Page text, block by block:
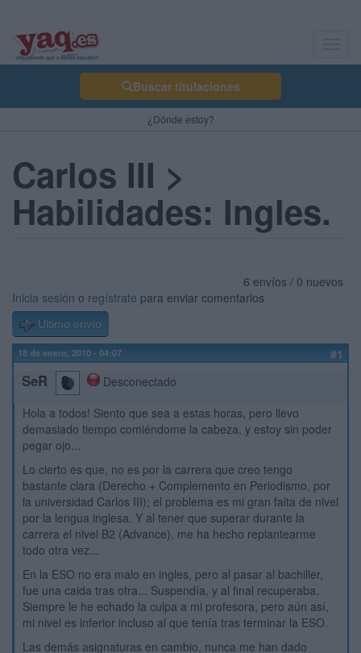
Buscar titulaciones
¿Dónde estoy?
Carlos III >
Habilidades: Ingles.
6 envíos / 0 nuevos
Inicia sesión o regístrate para enviar comentarios
Último envío
18 de enero, 2010 - 04:07 #1
SeR
Desconectado
Hola a todos! Siento que sea a estas horas, pero llevo
demasiado tiempo comiéndome la cabeza, y estoy sin poder
pegar ojo...
Lo cierto es que, no es por la carrera que creo tengo
bastante clara (Derecho + Complemento en Periodismo, por
la universidad Carlos III); el problema es mi gran falta de nivel
por la lengua inglesa. Y al tener que superar durante la
carrera el nivel B2 (Advance), me ha hecho replantearme
todo otra vez...
En la ESO no era malo en ingles, pero al pasar al bachiller,
fue una caida tras otra... Suspendía, y al final recuperaba.
Siempre le he echado la culpa a mi profesora, pero aún así,
mi nivel es inferior incluso al que tenía tras terminar la ESO.
Las demás asignaturas en cambio, nunca me han dado